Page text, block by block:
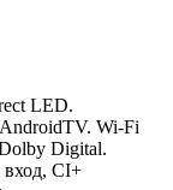
LED.
Wi-Fi
Digital.
CI+